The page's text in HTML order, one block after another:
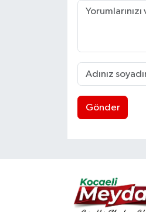
Gönder